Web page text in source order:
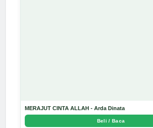
MERAJUT CINTA ALLAH - Arda Dinata
Beli / Baca